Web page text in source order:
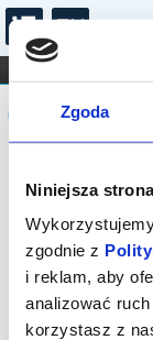
Zgoda
Niniejsza
zgodnie z
i reklam, aby
analizować
korzystasz z
FILHARMONIA
DLA DZIECI
Brak
bilety na to
wyprzedane.